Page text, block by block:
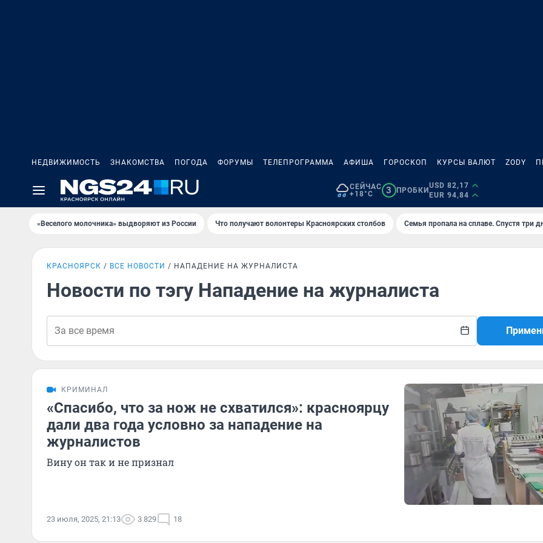
НЕДВИЖИМОСТЬ ЗНАКОМСТВА ПОГОДА ФОРУМЫ ТЕЛЕПРОГРАММА АФИША ГОРОСКОП КУРСЫ ВАЛЮТ ZODY
СЕЙЧАС
+18°C
3 ПРОБКИ
USD 82,17
EUR 94,84
«Веселого молочника» выдворяют из России Что получают волонтеры Красноярских столбов Семья пропала на сплаве. Спустя три
КРАСНОЯРСК ВСЕ НОВОСТИ НАПАДЕНИЕ НА ЖУРНАЛИСТА
Новости по тэгу Нападение на журналиста
КРИМИНАЛ
«Спасибо, что за нож не схватился»: красноярцу
дали два года условно за нападение на
журналистов
Вину он так и не признал
23 июля, 2025, 21:13 3 829 18